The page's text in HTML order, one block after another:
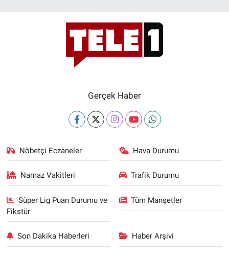
Gerçek Haber
Nöbetçi Eczaneler Hava Durumu
Namaz Vakitleri Trafik Durumu
Süper Lig Puan Durumu ve
Fikstür
Tüm Manşetler
Son Dakika Haberleri Haber Arşivi